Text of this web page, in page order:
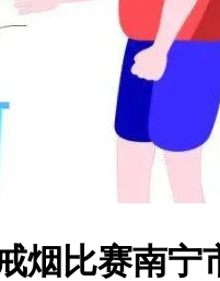
烟比赛南宁